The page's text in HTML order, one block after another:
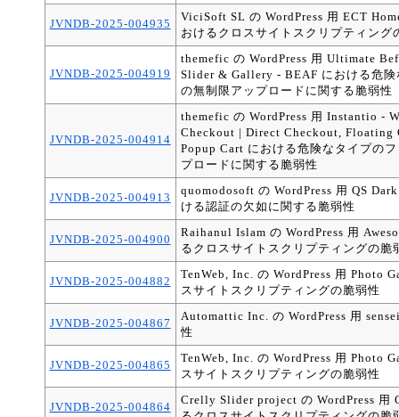
JVNDB-2025-004935
ViciSoft SL の WordPress 用 ECT
おけるクロスサイトスクリプティング
JVNDB-2025-004919
themefic の WordPress 用 Ultimate
Slider & Gallery - BEAF における危険
の無制限アップロードに関する脆弱性
JVNDB-2025-004914
themefic の WordPress 用 Instantio -
Checkout | Direct Checkout, Floating
Popup Cart における危険なタイプの
プロードに関する脆弱性
JVNDB-2025-004913
quomodosoft の WordPress 用 QS
ける認証の欠如に関する脆弱性
JVNDB-2025-004900
Raihanul Islam の WordPress 用
るクロスサイトスクリプティングの脆
JVNDB-2025-004882
TenWeb, Inc. の WordPress 用 Photo
スサイトスクリプティングの脆弱性
JVNDB-2025-004867
Automattic Inc. の WordPress 用
性
JVNDB-2025-004865
TenWeb, Inc. の WordPress 用 Photo
スサイトスクリプティングの脆弱性
JVNDB-2025-004864
Crelly Slider project の WordPress 用